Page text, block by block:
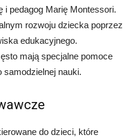
i pedagog Marię Montessori.
rozwoju dziecka poprzez
edukacyjnego.
mają specjalne pomoce
nauki.
do dzieci, które